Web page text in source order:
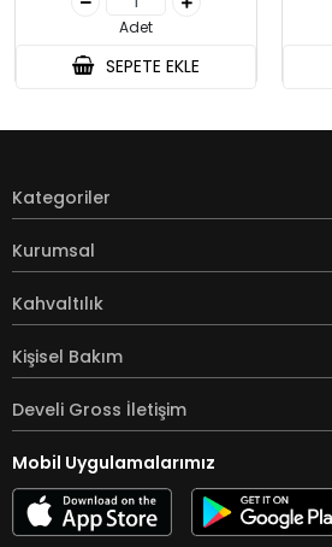
Adet
SEPETE EKLE
Kategoriler
Kurumsal
Kahvaltılık
Kişisel Bakım
Develi Gross İletişim
Mobil Uygulamalarımız